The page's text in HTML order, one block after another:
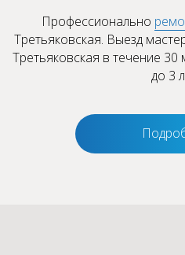
Профессионально
Третьяковская. Выезд
Третьяковская в течение
до 3